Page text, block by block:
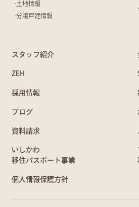
土地情報
分譲戸建情報
スタッフ紹介
ZEH
採用情報
ブログ
資料請求
いしかわ
移住パスポート事業
個人情報保護方針